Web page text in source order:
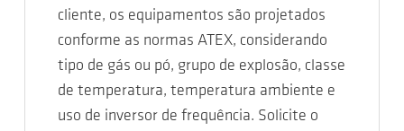
cliente, os equipamentos são projetados
conforme as normas ATEX, considerando
tipo de gás ou pó, grupo de explosão, classe
de temperatura, temperatura ambiente e
uso de inversor de frequência. Solicite o